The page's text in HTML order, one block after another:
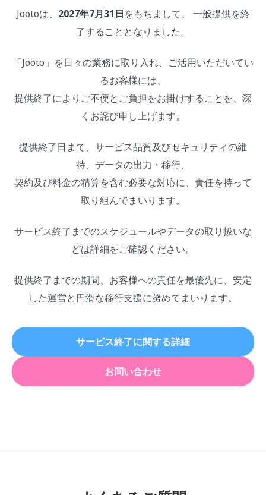
Jootoは、 2027年7月31日をもちまして、 一般提供を終
了することとなりました。
「Jooto」を日々の業務に取り入れ、ご活用いただいてい
るお客様には、
提供終了によりご不便とご負担をお掛けすることを、深
くお詫び申し上げます。
提供終了日まで、サービス品質及びセキュリティの維
持、データの出力・移行、
契約及び料金の精算を含む必要な対応に、責任を持って
取り組んでまいります。
サービス終了までのスケジュールやデータの取り扱いな
どは詳細をご確認ください。
提供終了までの期間、お客様への責任を最優先に、安定
した運営と円滑な移行支援に努めてまいります。
サービス終了に関する詳細
お問い合わせ